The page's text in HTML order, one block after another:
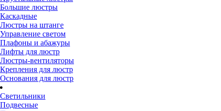
Большие люстры
Каскадные
Люстры на штанге
Управление светом
Плафоны и абажуры
Лифты для люстр
Люстры-вентиляторы
Крепления для люстр
Основания для люстр
Светильники
Подвесные